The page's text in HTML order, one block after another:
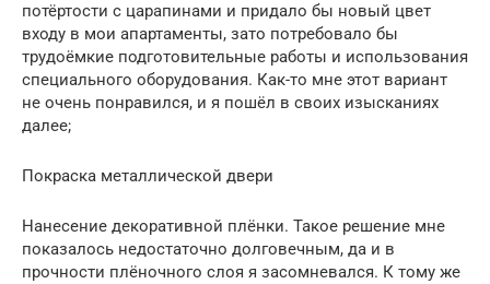
потёртости с царапинами и придало бы новый цвет
входу в мои апартаменты, зато потребовало бы
трудоёмкие подготовительные работы и использования
специального оборудования. Как-то мне этот вариант
не очень понравился, и я пошёл в своих изысканиях
далее;
Покраска металлической двери
Нанесение декоративной плёнки. Такое решение мне
показалось недостаточно долговечным, да и в
прочности плёночного слоя я засомневался. К тому же